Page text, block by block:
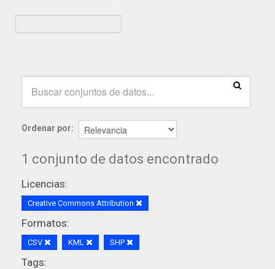
Ordenar por
1 conjunto de datos encontrado
Licencias:
Creative Commons Attribution
Formatos:
CSV KML SHP
Tags: